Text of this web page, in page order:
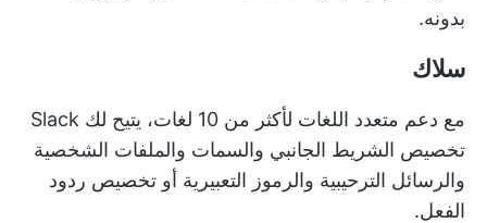
بدونه.
سلاك
مع دعم متعدد اللغات لأكثر من 10 لغات، يتيح لك Slack
تخصيص الشريط الجانبي والسمات والملفات الشخصية
والرسائل الترحيبية والرموز التعبيرية أو تخصيص ردود
الفعل.